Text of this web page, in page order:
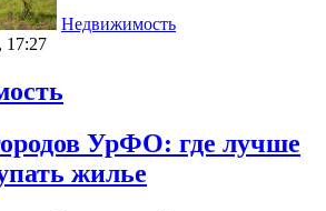
Недвижимость
17:27
УрФО: где лучше
жилье